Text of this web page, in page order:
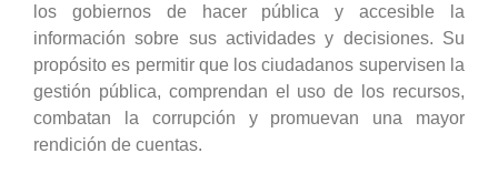
los gobiernos de hacer pública y accesible la
información sobre sus actividades y decisiones. Su
propósito es permitir que los ciudadanos supervisen la
gestión pública, comprendan el uso de los recursos,
combatan la corrupción y promuevan una mayor
rendición de cuentas.